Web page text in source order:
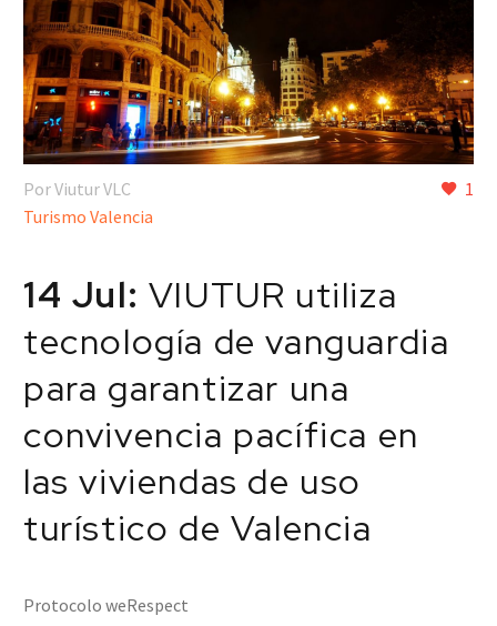
1
Por Viutur VLC
Turismo Valencia
14 Jul: VIUTUR utiliza
tecnología de vanguardia
para garantizar una
convivencia pacífica en
las viviendas de uso
turístico de Valencia
Protocolo weRespect